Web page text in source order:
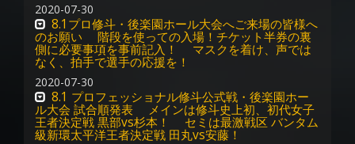
2020-07-30
8.1プロ修斗・後楽園ホール大会へご来場の皆様へ
のお願い 階段を使っての入場！チケット半券の裏
側に必要事項を事前記入！ マスクを着け、声では
なく、拍手で選手の応援を！
2020-07-30
8.1 プロフェッショナル修斗公式戦・後楽園ホー
ル大会 試合順発表 メインは修斗史上初、初代女子
王者決定戦 黒部vs杉本！ セミは最激戦区 バンタム
級新環太平洋王者決定戦 田丸vs安藤！